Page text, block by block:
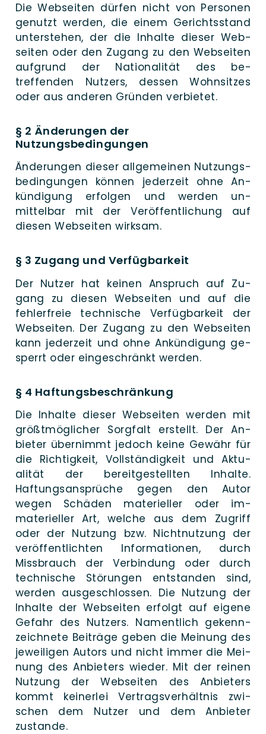
Die Web­sei­ten dür­fen nicht von Per­sonen
ge­nutzt wer­den, die einem Ge­richts­stand
unter­stehen, der die In­halte die­ser Web­
sei­ten oder den Zu­gang zu den Web­seiten
auf­grund der Natio­na­li­tät des be­
treffenden Nut­zers, des­sen Wohn­sit­zes
oder aus ande­ren Grün­den verbietet.
§ 2 Änderungen der
Nutzungsbedingungen
Ände­run­gen die­ser all­gemeinen Nutzungs­
be­dingungen kön­nen jeder­zeit ohne An­
kündigung er­folgen und wer­den un­
mittelbar mit der Ver­öffentlichung auf
die­sen Web­sei­ten wirksam.
§ 3 Zugang und Verfügbarkeit
Der Nut­zer hat kei­nen An­spruch auf Zu­
gang zu die­sen Web­seiten und auf die
fehler­freie tech­ni­sche Ver­füg­bar­keit der
Web­seiten. Der Zugang zu den Web­sei­ten
kann jeder­zeit und ohne An­kündigung ge­
sperrt oder ein­ge­schränkt werden.
§ 4 Haftungsbeschränkung
Die Inhal­te die­ser Web­­seiten wer­den mit
größt­­möglicher Sorg­­falt er­­stellt. Der An­­
bieter über­­nimmt je­doch kei­ne Ge­­währ für
die Richtig­­keit, Voll­­ständig­­keit und Aktu­
alität der bereit­­ge­stellten In­­halte.
Haftungs­an­sprüche gegen den Autor
wegen Schä­den materiel­ler oder im­
materiel­ler Art, wel­che aus dem Zu­griff
oder der Nut­zung bzw. Nicht­nut­zung der
ver­öf­fent­lich­ten Infor­ma­tio­nen, durch
Miss­brauch der Ver­bin­dung oder durch
tech­ni­sche Stö­run­gen ent­standen sind,
wer­den aus­ge­schlossen. Die Nut­zung der
In­­halte der Web­­seiten er­­folgt auf eige­ne
Ge­­fahr des Nut­zers. Nament­­lich ge­­kenn­­
zeichnete Bei­­träge geben die Mei­­nung des
je­­weiligen Autors und nicht immer die Mei­
nung des An­­bieters wie­der. Mit der rei­nen
Nut­zung der Web­­seiten des An­­bieters
kommt keiner­­lei Ver­trags­­ver­­hältnis zwi­
schen dem Nut­zer und dem An­­bieter
zustande.